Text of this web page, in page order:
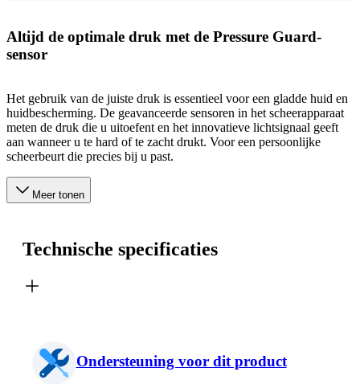
Altijd de optimale druk met de Pressure Guard-
sensor
Het gebruik van de juiste druk is essentieel voor een gladde huid en
huidbescherming. De geavanceerde sensoren in het scheerapparaat
meten de druk die u uitoefent en het innovatieve lichtsignaal geeft
aan wanneer u te hard of te zacht drukt. Voor een persoonlijke
scheerbeurt die precies bij u past.
Meer tonen
Technische specificaties
Ondersteuning voor dit product